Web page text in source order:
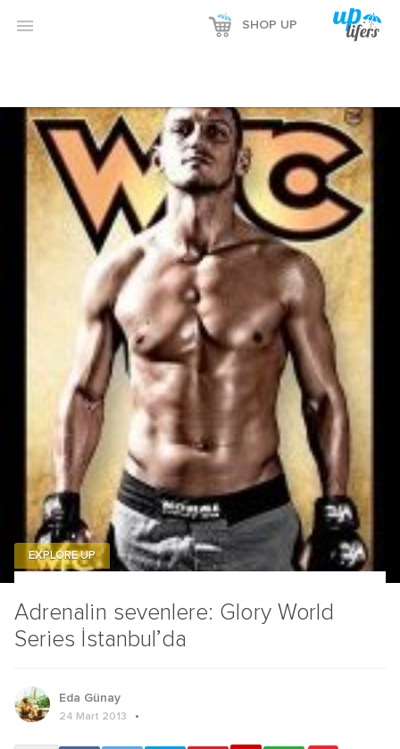
 SHOP UP
Adrenalin sevenlere: Glory World
Series İstanbul’da
EXPLORE UP
Eda Günay
24 Mart 2013